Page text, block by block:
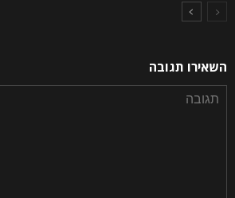
השאירו תגובה